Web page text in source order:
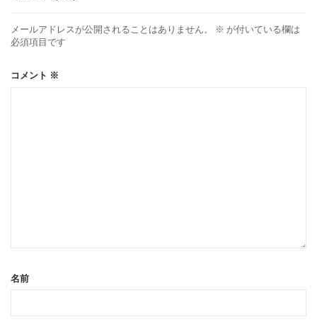
メールアドレスが公開されることはありません。 ※ が付いている欄は
必須項目です
コメント ※
名前